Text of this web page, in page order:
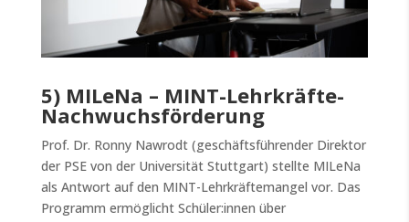
5) MILeNa – MINT-Lehrkräfte-
Nachwuchsförderung
Prof. Dr. Ronny Nawrodt (geschäftsführender Direktor
der PSE von der Universität Stuttgart) stellte MILeNa
als Antwort auf den MINT-Lehrkräftemangel vor. Das
Programm ermöglicht Schüler:innen über